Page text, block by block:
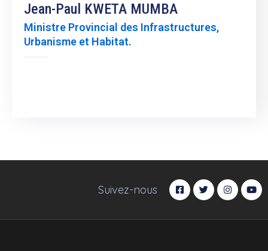
Jean-Paul KWETA MUMBA
Ministre Provincial des Infrastructures,
Urbanisme et Habitat.
Suivez-nous